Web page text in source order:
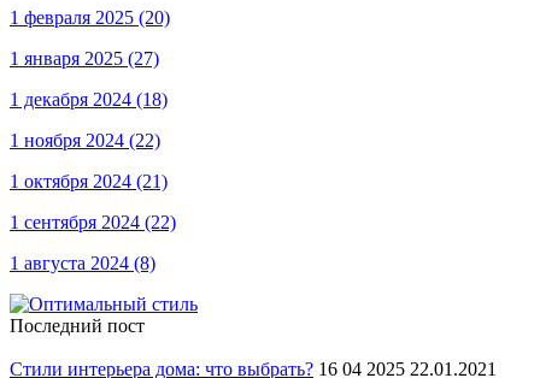
1 февраля 2025 (20)
1 января 2025 (27)
1 декабря 2024 (18)
1 ноября 2024 (22)
1 октября 2024 (21)
1 сентября 2024 (22)
1 августа 2024 (8)
Последний пост
Стили интерьера дома: что выбрать? 16 04 2025 22.01.2021